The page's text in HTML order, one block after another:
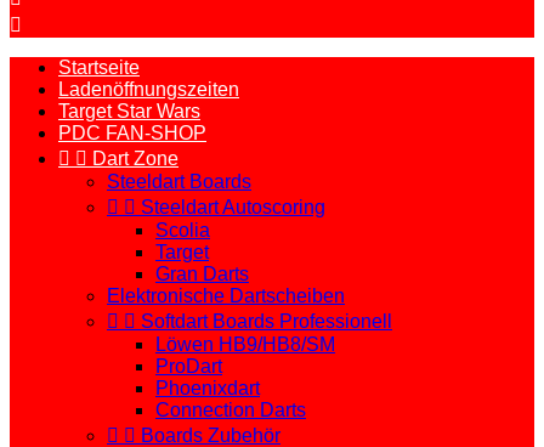

Startseite
Ladenöffnungszeiten
Target Star Wars
PDC FAN-SHOP
  Dart Zone
Steeldart Boards
  Steeldart Autoscoring
Scolia
Target
Gran Darts
Elektronische Dartscheiben
  Softdart Boards Professionell
Löwen HB9/HB8/SM
ProDart
Phoenixdart
Connection Darts
  Boards Zubehör